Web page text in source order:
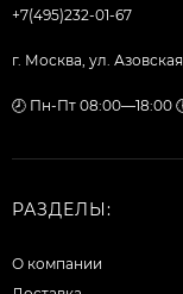
+7(495)232-01-67
г. Москва, ул.
🕗 Пн-Пт 08:00—18:00
РАЗДЕЛЫ:
О компании